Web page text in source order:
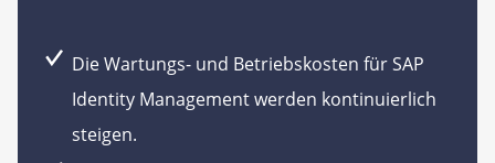
Die Wartungs- und Betriebskosten für SAP
Identity Management werden kontinuierlich
steigen.